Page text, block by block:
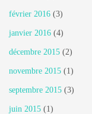
février 2016 (3)
janvier 2016 (4)
décembre 2015 (2)
novembre 2015 (1)
septembre 2015 (3)
juin 2015 (1)